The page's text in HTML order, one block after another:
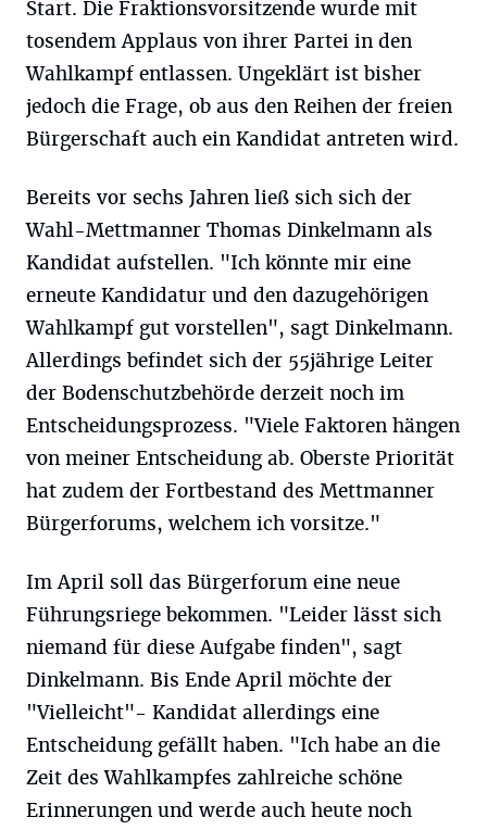
Start. Die Fraktionsvorsitzende wurde mit
tosendem Applaus von ihrer Partei in den
Wahlkampf entlassen. Ungeklärt ist bisher
jedoch die Frage, ob aus den Reihen der freien
Bürgerschaft auch ein Kandidat antreten wird.
Bereits vor sechs Jahren ließ sich sich der
Wahl-Mettmanner Thomas Dinkelmann als
Kandidat aufstellen. "Ich könnte mir eine
erneute Kandidatur und den dazugehörigen
Wahlkampf gut vorstellen", sagt Dinkelmann.
Allerdings befindet sich der 55jährige Leiter
der Bodenschutzbehörde derzeit noch im
Entscheidungsprozess. "Viele Faktoren hängen
von meiner Entscheidung ab. Oberste Priorität
hat zudem der Fortbestand des Mettmanner
Bürgerforums, welchem ich vorsitze."
Im April soll das Bürgerforum eine neue
Führungsriege bekommen. "Leider lässt sich
niemand für diese Aufgabe finden", sagt
Dinkelmann. Bis Ende April möchte der
"Vielleicht"- Kandidat allerdings eine
Entscheidung gefällt haben. "Ich habe an die
Zeit des Wahlkampfes zahlreiche schöne
Erinnerungen und werde auch heute noch